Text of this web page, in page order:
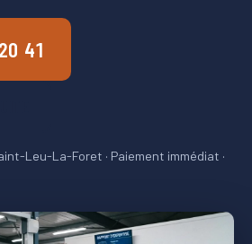
41
Leu-La-Foret · Paiement immédiat ·